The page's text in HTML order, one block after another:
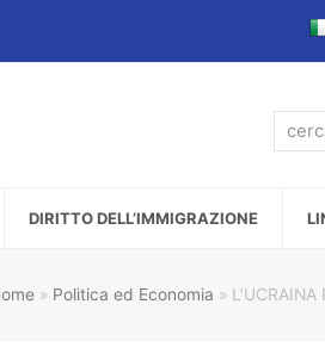
DIRITTO DELL’IMMIGRAZIONE
» Politica ed Economia » L’UCRAINA